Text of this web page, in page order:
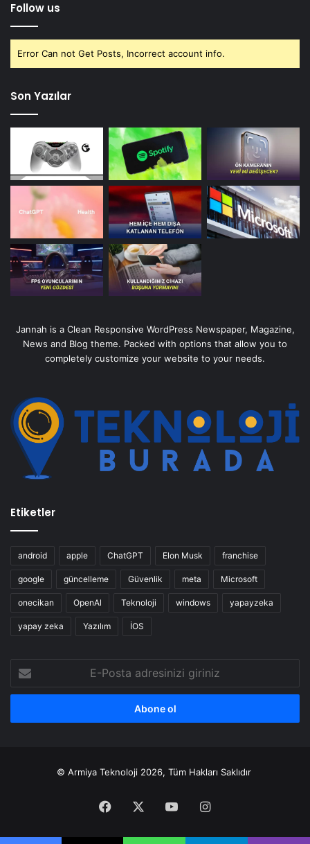
Follow us
Error Can not Get Posts, Incorrect account info.
Son Yazılar
Jannah is a Clean Responsive WordPress Newspaper, Magazine,
News and Blog theme. Packed with options that allow you to
completely customize your website to your needs.
Etiketler
android apple ChatGPT Elon Musk franchise
google güncelleme Güvenlik meta Microsoft
onecikan OpenAl Teknoloji windows yapayzeka
yapay zeka Yazılım İOS
Posta
adresinizi
© Armiya Teknoloji 2026, Tüm Hakları Saklıdır
Facebook YouTubeInstagram